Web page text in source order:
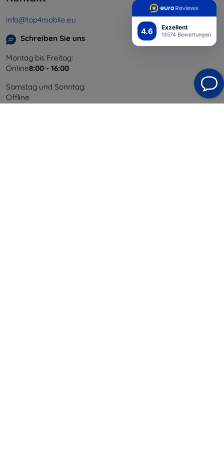
4.6 Exzellent
13574 Bewertungen
info@top4mobile.eu
Schreiben Sie uns
Montag bis Freitag:
Online8:00 - 16:00
Samstag und Sonntag:
Offline